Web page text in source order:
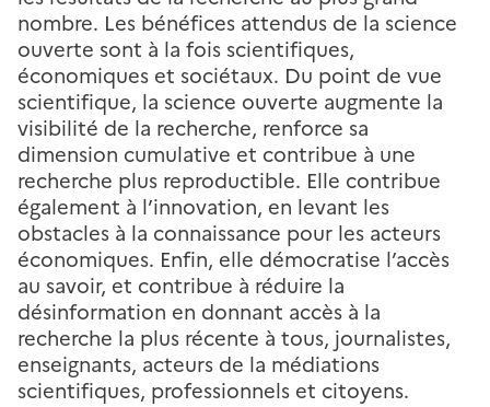
nombre. Les bénéfices attendus de la science
ouverte sont à la fois scientifiques,
économiques et sociétaux. Du point de vue
scientifique, la science ouverte augmente la
visibilité de la recherche, renforce sa
dimension cumulative et contribue à une
recherche plus reproductible. Elle contribue
également à l’innovation, en levant les
obstacles à la connaissance pour les acteurs
économiques. Enfin, elle démocratise l’accès
au savoir, et contribue à réduire la
désinformation en donnant accès à la
recherche la plus récente à tous, journalistes,
enseignants, acteurs de la médiations
scientifiques, professionnels et citoyens.